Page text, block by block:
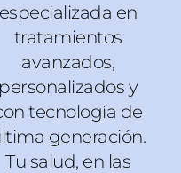
especializada en
tratamientos
avanzados,
personalizados y
tecnología de
generación.
Tu salud, en las